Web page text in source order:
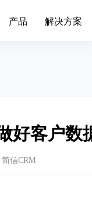
产品 解决方案
的现代化管理
进装修行业往
好客户数
简信CRM